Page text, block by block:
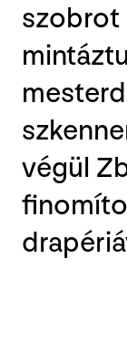
szobrot
végül